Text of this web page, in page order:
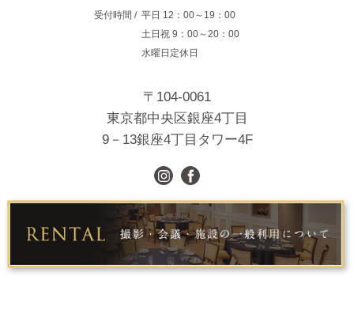
受付時間 平日 12：00～19：00
土日祝 9：00～20：00
水曜日定休日
〒104-0061
東京都中央区銀座4丁目
9－13銀座4丁目タワー4F